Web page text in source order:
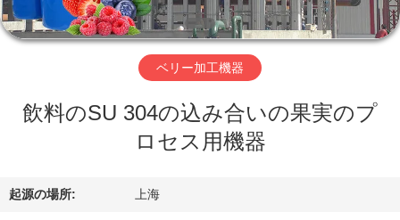
ク
ビ
オ
ベリー加工機器
飲料のSU 304の込み合いの果実のプ
ロセス用機器
起源の場所: 上海